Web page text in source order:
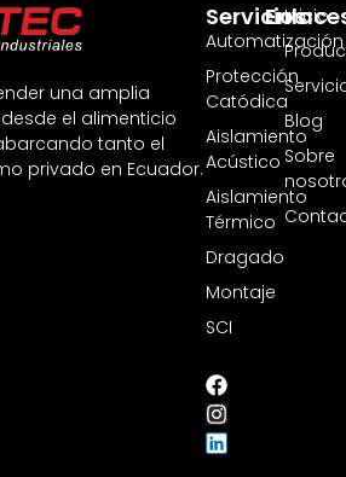
una amplia
el alimenticio
tanto el
privado en Ecuador.
Servicios
Automatización
Protección
Catódica
Aislamiento
Acústico
Aislamiento
Térmico
Dragado
Montaje
SCI
Inicio
Blog
Sobre